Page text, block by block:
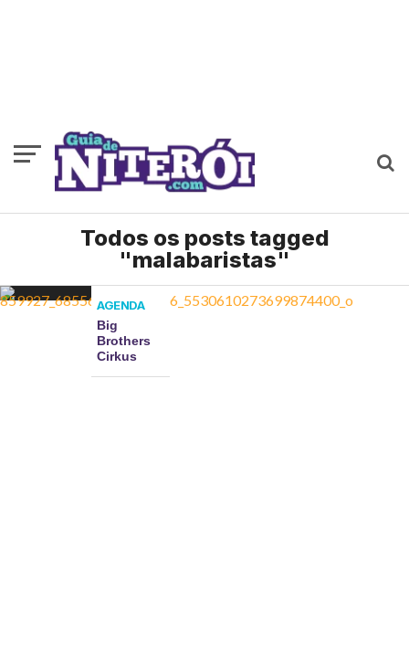
Todos os posts tagged
"malabaristas"
AGENDA
Big
Brothers
Cirkus